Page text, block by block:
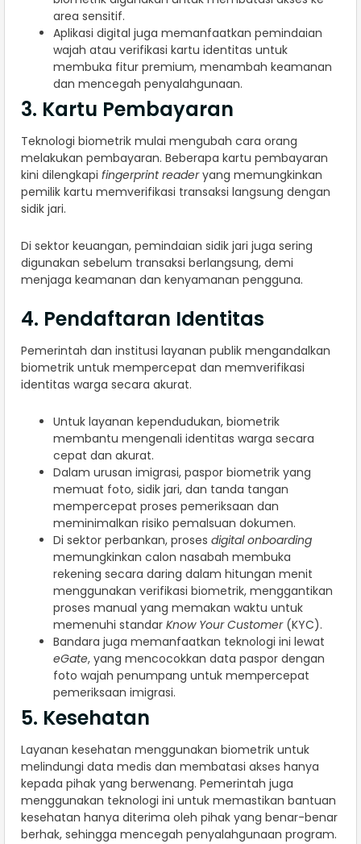
area sensitif.
Aplikasi digital juga memanfaatkan pemindaian
wajah atau verifikasi kartu identitas untuk
membuka fitur premium, menambah keamanan
dan mencegah penyalahgunaan.
3. Kartu Pembayaran
Teknologi biometrik mulai mengubah cara orang
melakukan pembayaran. Beberapa kartu pembayaran
kini dilengkapi fingerprint readeryang memungkinkan
pemilik kartu memverifikasi transaksi langsung dengan
sidik jari.
Di sektor keuangan, pemindaian sidik jari juga sering
digunakan sebelum transaksi berlangsung, demi
menjaga keamanan dan kenyamanan pengguna.
4. Pendaftaran Identitas
Pemerintah dan institusi layanan publik mengandalkan
biometrik untuk mempercepat dan memverifikasi
identitas warga secara akurat.
Untuk layanan kependudukan, biometrik
membantu mengenali identitas warga secara
cepat dan akurat.
Dalam urusan imigrasi, paspor biometrik yang
memuat foto, sidik jari, dan tanda tangan
mempercepat proses pemeriksaan dan
meminimalkan risiko pemalsuan dokumen.
Di sektor perbankan, proses digital onboarding
memungkinkan calon nasabah membuka
rekening secara daring dalam hitungan menit
menggunakan verifikasi biometrik, menggantikan
proses manual yang memakan waktu untuk
memenuhi standar Know Your Customer(KYC).
Bandara juga memanfaatkan teknologi ini lewat
eGate, yang mencocokkan data paspor dengan
foto wajah penumpang untuk mempercepat
pemeriksaan imigrasi.
5. Kesehatan
Layanan kesehatan menggunakan biometrik untuk
melindungi data medis dan membatasi akses hanya
kepada pihak yang berwenang. Pemerintah juga
menggunakan teknologi ini untuk memastikan bantuan
kesehatan hanya diterima oleh pihak yang benar-benar
berhak, sehingga mencegah penyalahgunaan program.